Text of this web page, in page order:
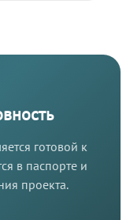
готовой к
в паспорте и
проекта.